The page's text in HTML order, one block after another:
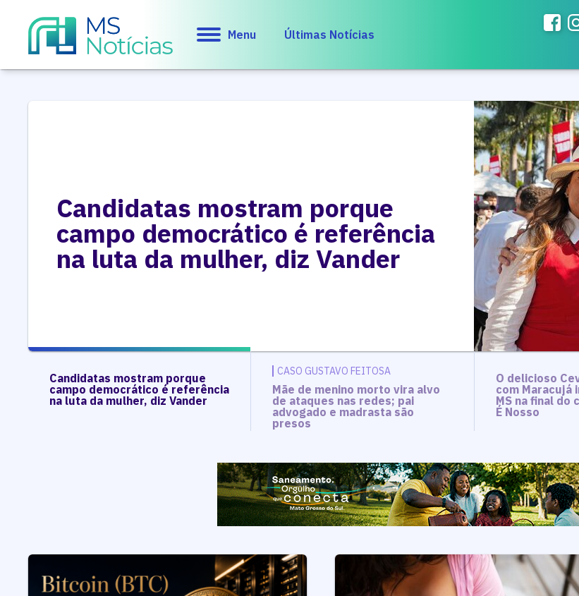
Menu Últimas Notícias
Candidatas mostram porque
campo democrático é referência
na luta da mulher, diz Vander
Candidatas mostram porque
campo democrático é referência
na luta da mulher, diz Vander
CASO GUSTAVO FEITOSA
Mãe de menino morto vira alvo
de ataques nas redes; pai
advogado e madrasta são
presos
O delicioso
com Maracujá
MS na final do
É Nosso